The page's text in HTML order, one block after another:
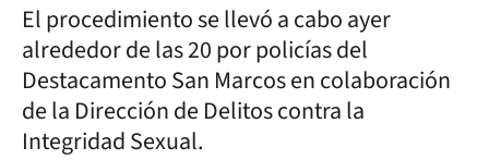
El procedimiento se llevó a cabo ayer
alrededor de las 20 por policías del
Destacamento San Marcos en colaboración
de la Dirección de Delitos contra la
Integridad Sexual.